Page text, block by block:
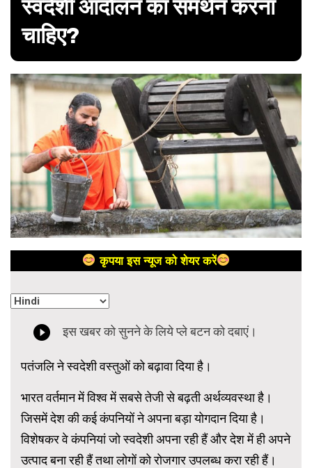
स्वदेशी आंदोलन का समर्थन करना
चाहिए?
कृपया इस न्यूज को शेयर करें
पतंजलि ने स्वदेशी वस्तुओं को बढ़ावा दिया है।
भारत वर्तमान में विश्व में सबसे तेजी से बढ़ती अर्थव्यवस्था है।
जिसमें देश की कई कंपनियों ने अपना बड़ा योगदान दिया है।
विशेषकर वे कंपनियां जो स्वदेशी अपना रही हैं और देश में ही अपने
उत्पाद बना रही हैं तथा लोगों को रोजगार उपलब्ध करा रही हैं।